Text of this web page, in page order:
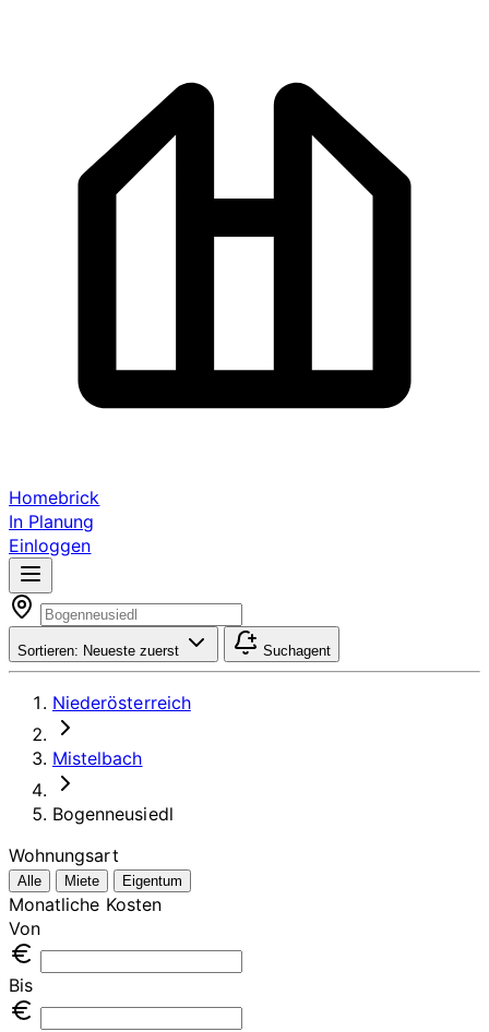
Homebrick
In Planung
Einloggen
Sortieren: Neueste zuerst Suchagent
Niederösterreich
Mistelbach
Bogenneusiedl
Wohnungsart
Alle Miete Eigentum
Monatliche Kosten
Von
Bis